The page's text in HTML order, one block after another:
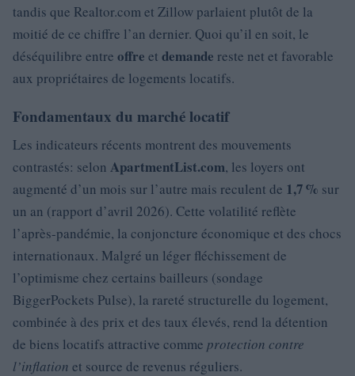
tandis que Realtor.com et Zillow parlaient plutôt de la
moitié de ce chiffre l’an dernier. Quoi qu’il en soit, le
déséquilibre entre offre et demande reste net et favorable
aux propriétaires de logements locatifs.
Fondamentaux du marché locatif
Les indicateurs récents montrent des mouvements
contrastés: selon ApartmentList.com, les loyers ont
augmenté d’un mois sur l’autre mais reculent de 1,7 % sur
un an (rapport d’avril 2026). Cette volatilité reflète
l’après-pandémie, la conjoncture économique et des chocs
internationaux. Malgré un léger fléchissement de
l’optimisme chez certains bailleurs (sondage
BiggerPockets Pulse), la rareté structurelle du logement,
combinée à des prix et des taux élevés, rend la détention
de biens locatifs attractive comme protection contre
l’inflation et source de revenus réguliers.